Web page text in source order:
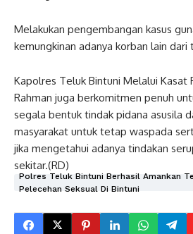
​Melakukan pengembangan kasus
kemungkinan adanya korban lain dari
​Kapolres Teluk Bintuni Melalui Kasat
Rahman juga berkomitmen penuh
segala bentuk tindak pidana asusila
masyarakat untuk tetap waspada
jika mengetahui adanya tindakan
sekitar.(RD)
Polres Teluk Bintuni Berhasil Amankan
Pelecehan Seksual Di Bintuni